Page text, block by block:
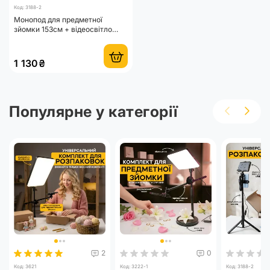
Код: 3188-2
Монопод для предметної
зйомки 153см + відеосвітло
кольоровими пластинками
1 130₴
Популярне у категорії
2
Код: 3621
0
Код: 3222-1 Код: 3188-2